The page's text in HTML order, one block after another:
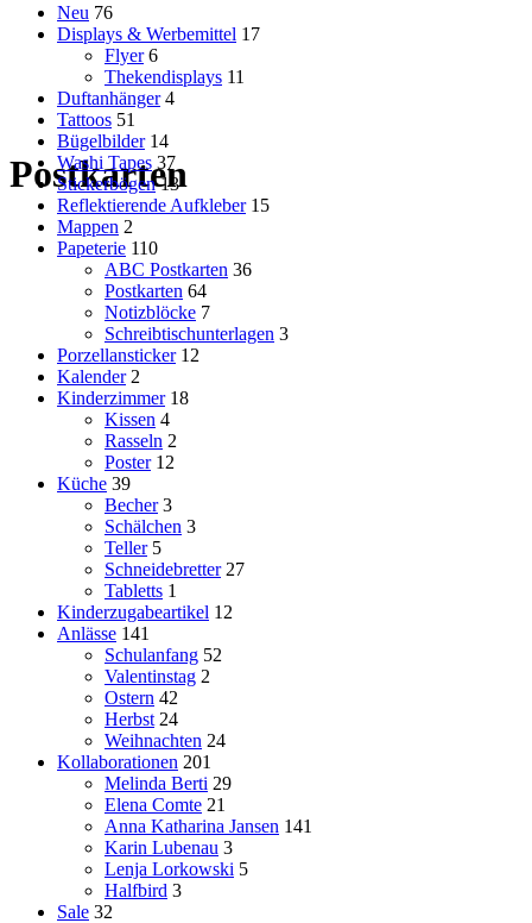
Postkarten
Neu 76
Displays & Werbemittel 17
Flyer 6
Thekendisplays 11
Duftanhänger 4
Tattoos 51
Bügelbilder 14
Washi Tapes 37
Stickerbögen 13
Reflektierende Aufkleber 15
Mappen 2
Papeterie 110
ABC Postkarten 36
Postkarten 64
Notizblöcke 7
Schreibtischunterlagen 3
Porzellansticker 12
Kalender 2
Kinderzimmer 18
Kissen 4
Rasseln 2
Poster 12
Küche 39
Becher 3
Schälchen 3
Teller 5
Schneidebretter 27
Tabletts 1
Kinderzugabeartikel 12
Anlässe 141
Schulanfang 52
Valentinstag 2
Ostern 42
Herbst 24
Weihnachten 24
Kollaborationen 201
Melinda Berti 29
Elena Comte 21
Anna Katharina Jansen 141
Karin Lubenau 3
Lenja Lorkowski 5
Halfbird 3
Sale 32